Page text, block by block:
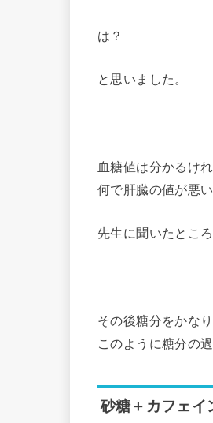
は？
と思いました。
血糖値は分かるけ
何で肝臓の値が悪
先生に聞いたとこ
その後糖分をかな
このように糖分の
砂糖＋カフェイ